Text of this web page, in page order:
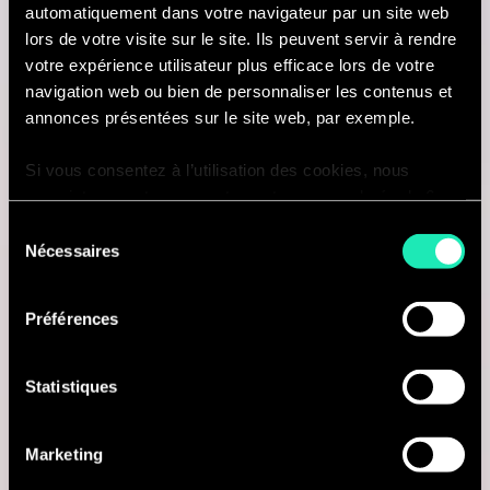
automatiquement dans votre navigateur par un site web
lors de votre visite sur le site. Ils peuvent servir à rendre
votre expérience utilisateur plus efficace lors de votre
navigation web ou bien de personnaliser les contenus et
annonces présentées sur le site web, par exemple.
Si vous consentez à l’utilisation des cookies, nous
consentir à cette utilisation à nouveau. Si vous ne
fonctionnement et ne personnalisera pas votre
Vous pouvez accéder à la liste complète des cookies
notre déclaration dédiée.
Nécessaires
Préférences
Statistiques
Marketing
AI & Tech
Antwerp, Belgique
Senior Data Engineer Consultant